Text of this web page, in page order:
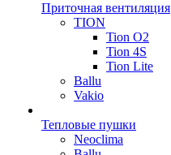
Приточная вентиляция
TION
Tion O2
Tion 4S
Tion Lite
Ballu
Vakio
Тепловые пушки
Neoclima